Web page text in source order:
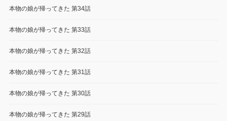
本物の娘が帰ってきた 第34話
本物の娘が帰ってきた 第33話
本物の娘が帰ってきた 第32話
本物の娘が帰ってきた 第31話
本物の娘が帰ってきた 第30話
本物の娘が帰ってきた 第29話